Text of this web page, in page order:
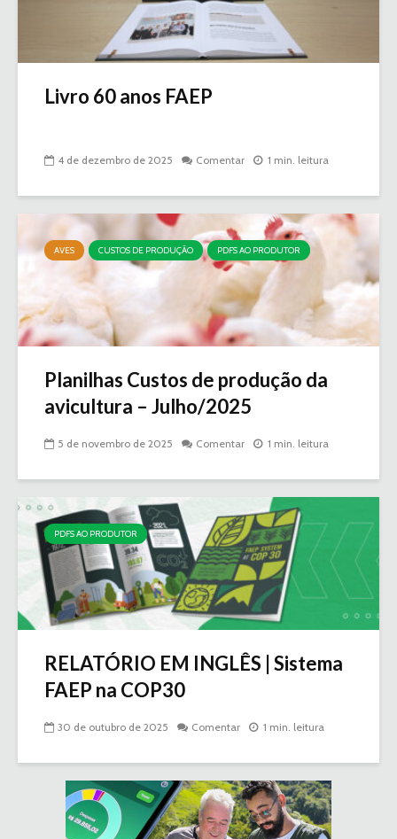
Livro 60 anos FAEP
4 de dezembro de 2025 Comentar 1 min. leitura
AVES CUSTOS DE PRODUÇÃO PDFS AO PRODUTOR
Planilhas Custos de produção da
avicultura – Julho/2025
5 de novembro de 2025 Comentar 1 min. leitura
PDFS AO PRODUTOR
RELATÓRIO EM INGLÊS | Sistema
FAEP na COP30
30 de outubro de 2025 Comentar 1 min. leitura